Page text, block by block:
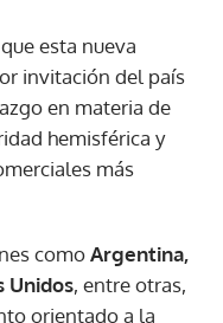
esta nueva
invitación del país
en materia de
hemisférica y
más
comoArgentina,
Unidos, entre otras,
orientado a la